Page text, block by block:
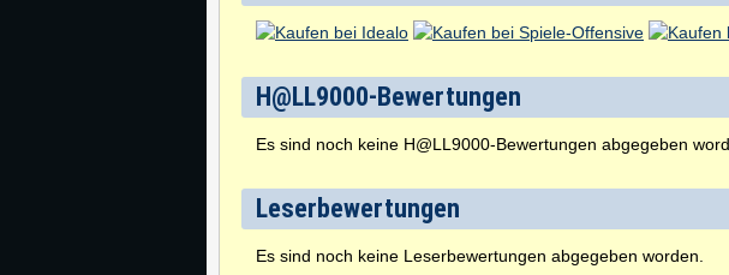
H@LL9000-Bewertungen
Es sind noch keine H@LL9000-Bewertungen abgegeben
Leserbewertungen
Es sind noch keine Leserbewertungen abgegeben worden.